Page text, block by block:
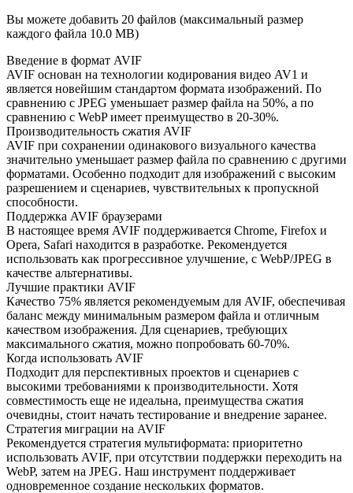
Вы можете добавить 20 файлов (максимальный размер
каждого файла 10.0 MB)
Введение в формат AVIF
AVIF основан на технологии кодирования видео AV1 и
является новейшим стандартом формата изображений. По
сравнению с JPEG уменьшает размер файла на 50%, а по
сравнению с WebP имеет преимущество в 20-30%.
Производительность сжатия AVIF
AVIF при сохранении одинакового визуального качества
значительно уменьшает размер файла по сравнению с другими
форматами. Особенно подходит для изображений с высоким
разрешением и сценариев, чувствительных к пропускной
способности.
Поддержка AVIF браузерами
В настоящее время AVIF поддерживается Chrome, Firefox и
Opera, Safari находится в разработке. Рекомендуется
использовать как прогрессивное улучшение, с WebP/JPEG в
качестве альтернативы.
Лучшие практики AVIF
Качество 75% является рекомендуемым для AVIF, обеспечивая
баланс между минимальным размером файла и отличным
качеством изображения. Для сценариев, требующих
максимального сжатия, можно попробовать 60-70%.
Когда использовать AVIF
Подходит для перспективных проектов и сценариев с
высокими требованиями к производительности. Хотя
совместимость еще не идеальна, преимущества сжатия
очевидны, стоит начать тестирование и внедрение заранее.
Стратегия миграции на AVIF
Рекомендуется стратегия мультиформата: приоритетно
использовать AVIF, при отсутствии поддержки переходить на
WebP, затем на JPEG. Наш инструмент поддерживает
одновременное создание нескольких форматов.